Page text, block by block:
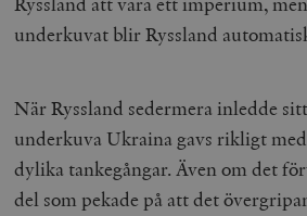
underkuvat blir Ryssland
När Ryssland sedermera inledde
underkuva Ukraina gavs rikligt
dylika tankegångar. Även om det
del som pekade på att det